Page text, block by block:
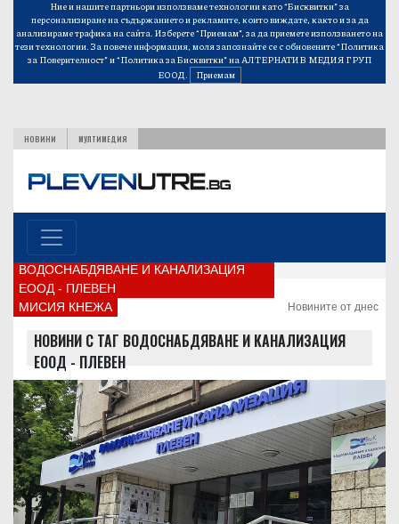
Ние и нашите партньори използваме технологии като “Бисквитки” за
персонализиране на съдържанието и рекламите, които виждате, както и за да
анализираме трафика на сайта. Изберете “Приемам”, за да приемете използването на
тези технологии. За повече информация, моля запознайте се с обновените“Политика
за Поверителност”и“Политика за Бисквитки”на АЛТЕРНАТИВ МЕДИЯ ГРУП
ЕООД.
Приемам
НОВИНИ МУЛТИМЕДИЯ
ВОДОСНАБДЯВАНЕ И КАНАЛИЗАЦИЯ
ЕООД - ПЛЕВЕН
МИСИЯ КНЕЖА
Новините от днес
НОВИНИ С ТАГ ВОДОСНАБДЯВАНЕ И КАНАЛИЗАЦИЯ
ЕООД - ПЛЕВЕН